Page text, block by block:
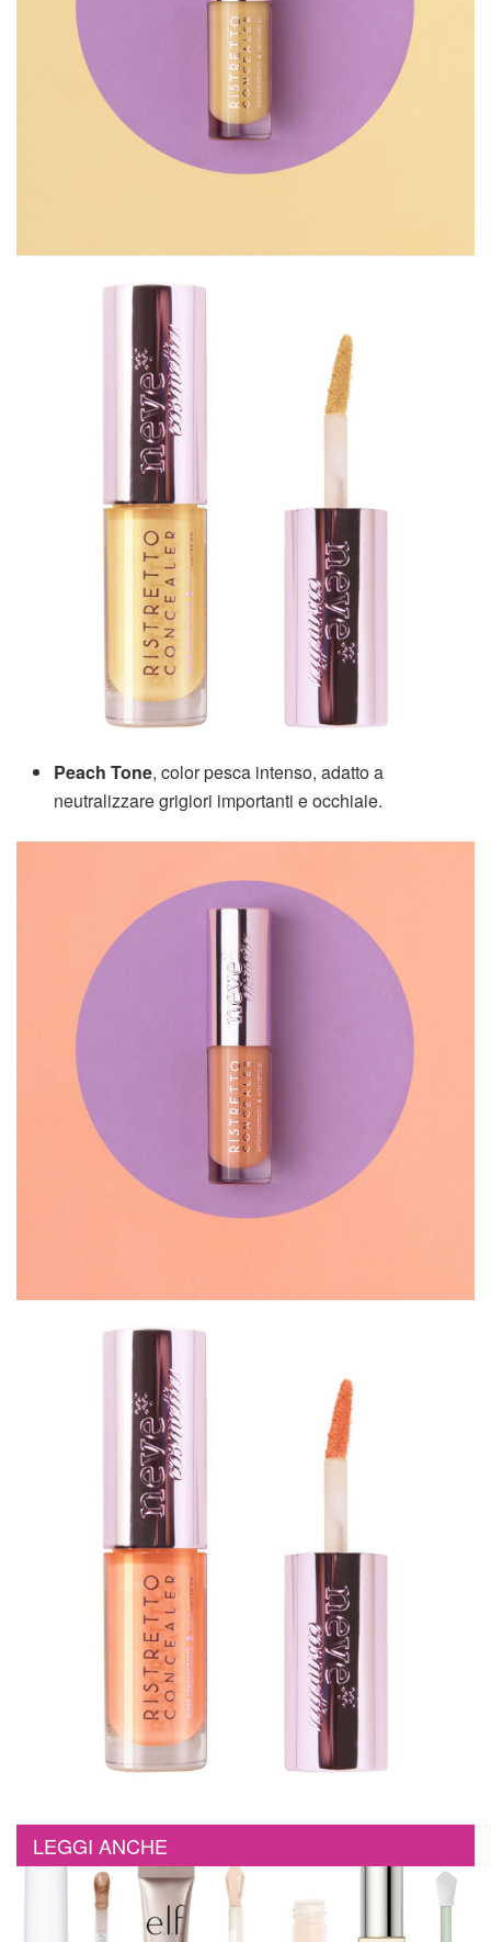
Peach Tone, color pesca intenso, adatto a
neutralizzare grigiori importanti e occhiaie.
LEGGI ANCHE